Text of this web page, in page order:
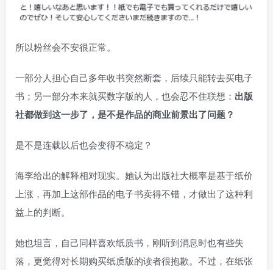
所以粉丝会不安很正常。
一部分人担心自己多年收书突然断套，后续只能转去买电子
书；另一部分本来就买数字版的人，也会忍不住联想： 出版
社都做到这一步了，是不是作品的商业前景出了问题？
是不是连载以后也会变得不稳定？
海李给出的解释相对现实。她认为出版社大概率是基于纸价
上涨，再加上这部作品的电子书卖得不错，才做出了这种利
益上的判断。
她也坦言，自己同样喜欢纸质书，刚听到消息时也有些失
落，更觉得对长期购买纸质版的读者很抱歉。不过，在纸张